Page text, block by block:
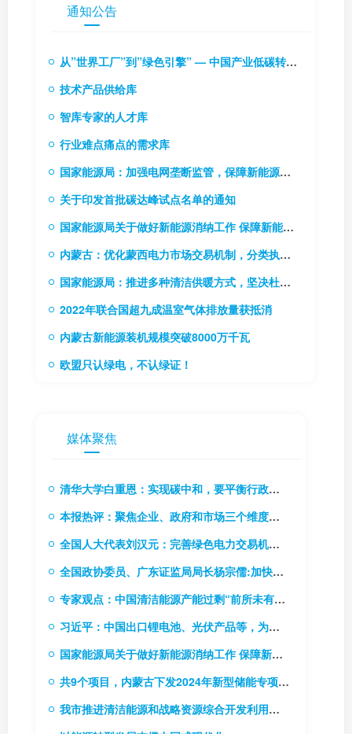
通知公告
从”世界工厂”到”绿色引擎” — 中国产业低碳转型的实践逻辑与投资启示
技术产品供给库
智库专家的人才库
行业难点痛点的需求库
国家能源局：加强电网垄断监管，保障新能源和新型主体接入电网
关于印发首批碳达峰试点名单的通知
国家能源局关于做好新能源消纳工作 保障新能源高质量发展的通知
内蒙古：优化蒙西电力市场交易机制，分类执行新能源风险防范机制
国家能源局：推进多种清洁供暖方式，坚决杜绝“一刀切”
2022年联合国超九成温室气体排放量获抵消
内蒙古新能源装机规模突破8000万千瓦
欧盟只认绿电，不认绿证！
媒体聚焦
清华大学白重恩：实现碳中和，要平衡行政手段和价格手段
本报热评：聚焦企业、政府和市场三个维度，推动碳市场能力建设
全国人大代表刘汉元：完善绿色电力交易机制，扩大绿电交易试点
全国政协委员、广东证监局局长杨宗儒:加快推进碳市场立法进程 研究推出碳排放权期货
专家观点：中国清洁能源产能过剩“前所未有”！
习近平：中国出口锂电池、光伏产品等，为全球应对气候变化和绿色低碳转型作出巨大贡献
国家能源局关于做好新能源消纳工作 保障新能源高质量发展的通知
共9个项目，内蒙古下发2024年新型储能专项行动实施项目清单
我市推进清洁能源和战略资源综合开发利用基地建设